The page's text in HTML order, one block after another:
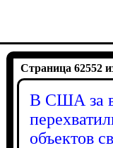
Страница 62552
В США за
объектов